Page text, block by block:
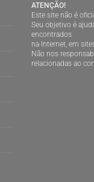
ATENÇÃO!
Este site não é
Seu objetivo é
encontrados
na Internet, em
Não nos
relacionadas ao